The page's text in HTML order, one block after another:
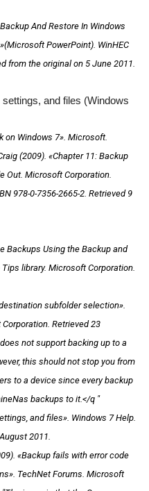
And Restore In Windows
(Microsoft PowerPoint). WinHEC
from the original on 5 June 2011.
and files (Windows
on Windows 7». Microsoft.
(2009). «Chapter 11: Backup
Out. Microsoft Corporation.
978-0-7356-2665-2. Retrieved 9
Backups Using the Backup and
library. Microsoft Corporation.
subfolder selection».
. Retrieved23
not support backing up to a
this should not stop you from
to a device since every backup
backups to it.</q
and files». Windows 7 Help.
2011.
«Backup fails with error code
TechNet Forums. Microsoft